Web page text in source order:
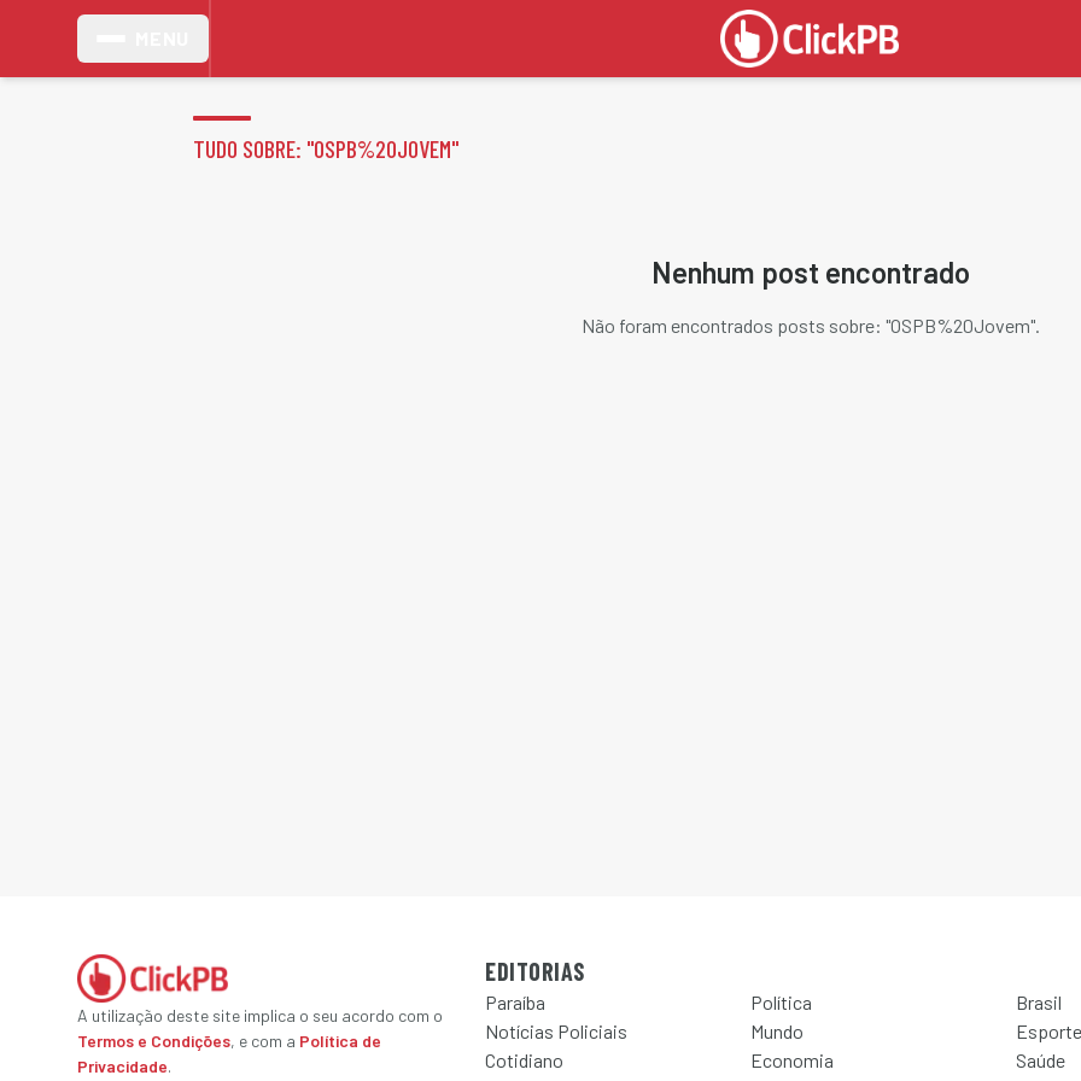
TUDO SOBRE: "OSPB%20JOVEM"
Nenhum post encontrado
Não foram encontrados posts sobre: "OSPB%20Jovem".
A utilização deste site implica o seu acordo com o
Termos e Condições, e com a Política de
Privacidade.
EDITORIAS
Paraíba Política
Brasil
Notícias Policiais
Mundo
Esporte
Cotidiano
Economia
Saúde